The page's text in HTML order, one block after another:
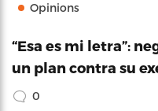
Opinions
“Esa es mi letra”:
un plan contra su
0